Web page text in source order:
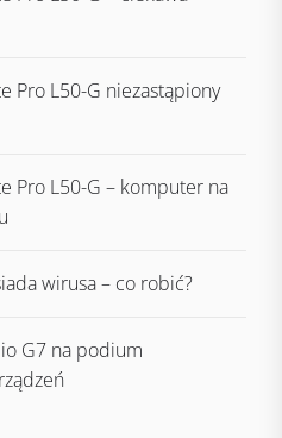
Pro L50-G niezastąpiony
Pro L50-G – komputer na
wirusa – co robić?
G7 na podium